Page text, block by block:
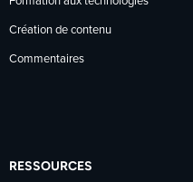
Création de contenu
Commentaires
RESSOURCES